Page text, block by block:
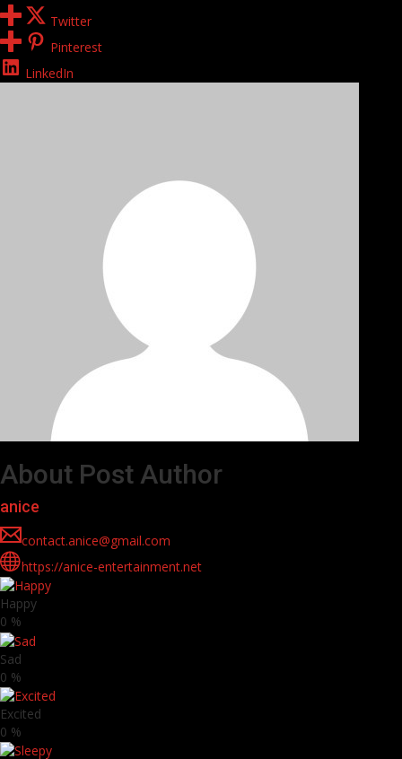
Twitter
Pinterest
LinkedIn
About Post Author
anice
contact.anice@gmail.com
https://anice-entertainment.net
Happy
0 %
Sad
0 %
Excited
0 %